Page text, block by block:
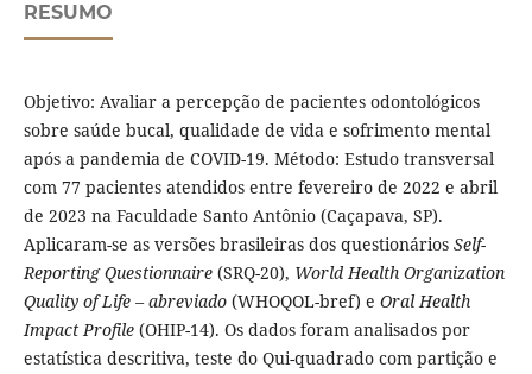
RESUMO
Objetivo: Avaliar a percepção de pacientes odontológicos
sobre saúde bucal, qualidade de vida e sofrimento mental
após a pandemia de COVID-19. Método: Estudo transversal
com 77 pacientes atendidos entre fevereiro de 2022 e abril
de 2023 na Faculdade Santo Antônio (Caçapava, SP).
Aplicaram-se as versões brasileiras dos questionários Self-
Reporting Questionnaire(SRQ-20), World Health Organization
Quality of Life – abreviado(WHOQOL-bref) e Oral Health
Impact Profile(OHIP-14). Os dados foram analisados por
estatística descritiva, teste do Qui-quadrado com partição e